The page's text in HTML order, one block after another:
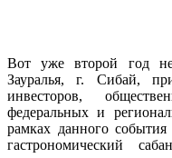
Вот уже второй год
Зауралья, г. Сибай,
инвесторов,
федеральных и
рамках данного
гастрономический